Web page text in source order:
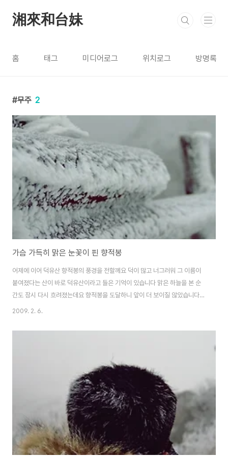
湘來和台妹
홈 태그 미디어로그 위치로그 방명록
무주 2
가슴 가득히 맑은 눈꽃이 핀 향적봉
어제에 이어 덕유산 향적봉의 풍경을 전할께요 덕이 많고 너그러워 그 이름이
붙여졌다는 산이 바로 덕유산이라고 들은 기억이 있습니다 맑은 하늘을 본 순
간도 잠시 다시 흐려졌는데요 향적봉을 도달하니 앞이 더 보이질 않았습니다.
카메라를 들고 오신분이 무척 많더라구요 제 앞에분은 삼각대까지 어깨에 매고
에 없나봅니다^^ 길은 앞만 보고 갈게 아닌가 봅니다. 다들 앞으로 앞으로 가는
은 사진 찍기는 꽝~~인 날이었어요 덕유산이 저에게 한번 더 오면 날씨좋아지
지 않겠냐..?? 라고 말하는 것 ..
2009. 2. 6.